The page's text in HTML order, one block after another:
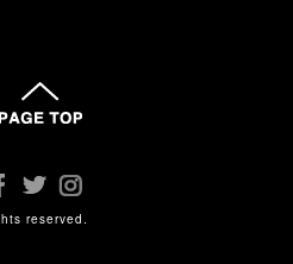
reserved.